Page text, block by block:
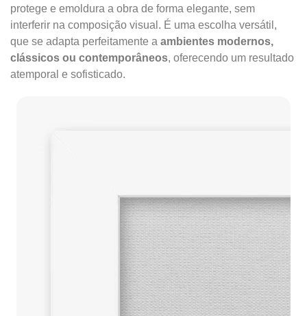
protege e emoldura a obra de forma elegante, sem
interferir na composição visual. É uma escolha versátil,
que se adapta perfeitamente a ambientes modernos,
clássicos ou contemporâneos, oferecendo um resultado
atemporal e sofisticado.